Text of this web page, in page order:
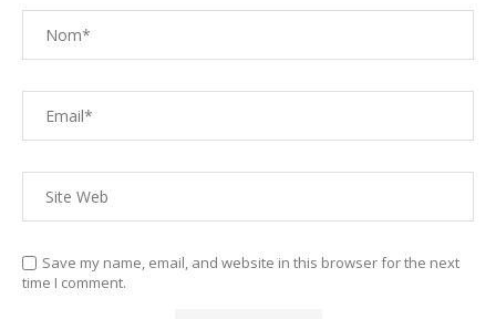
Save my name, email, and website in this browser for the next
time I comment.